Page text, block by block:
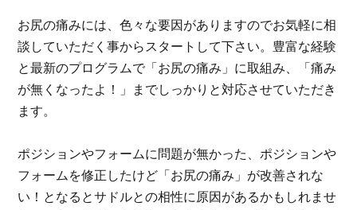
お尻の痛みには、色々な要因がありますのでお気軽に相
談していただく事からスタートして下さい。豊富な経験
と最新のプログラムで「お尻の痛み」に取組み、「痛み
が無くなったよ！」までしっかりと対応させていただき
ます。
ポジションやフォームに問題が無かった、 ポジションや
フォームを修正したけど「お尻の痛み」が改善されな
い！となるとサドルとの相性に原因があるかもしれませ